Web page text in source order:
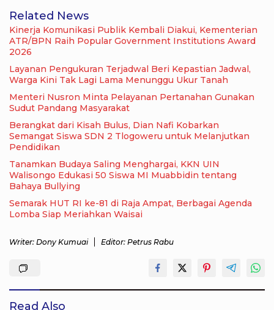
Related News
Kinerja Komunikasi Publik Kembali Diakui, Kementerian
ATR/BPN Raih Popular Government Institutions Award
2026
Layanan Pengukuran Terjadwal Beri Kepastian Jadwal,
Warga Kini Tak Lagi Lama Menunggu Ukur Tanah
Menteri Nusron Minta Pelayanan Pertanahan Gunakan
Sudut Pandang Masyarakat
Berangkat dari Kisah Bulus, Dian Nafi Kobarkan
Semangat Siswa SDN 2 Tlogoweru untuk Melanjutkan
Pendidikan
Tanamkan Budaya Saling Menghargai, KKN UIN
Walisongo Edukasi 50 Siswa MI Muabbidin tentang
Bahaya Bullying
Semarak HUT RI ke-81 di Raja Ampat, Berbagai Agenda
Lomba Siap Meriahkan Waisai
Writer: Dony Kumuai Editor: Petrus Rabu
Read Also